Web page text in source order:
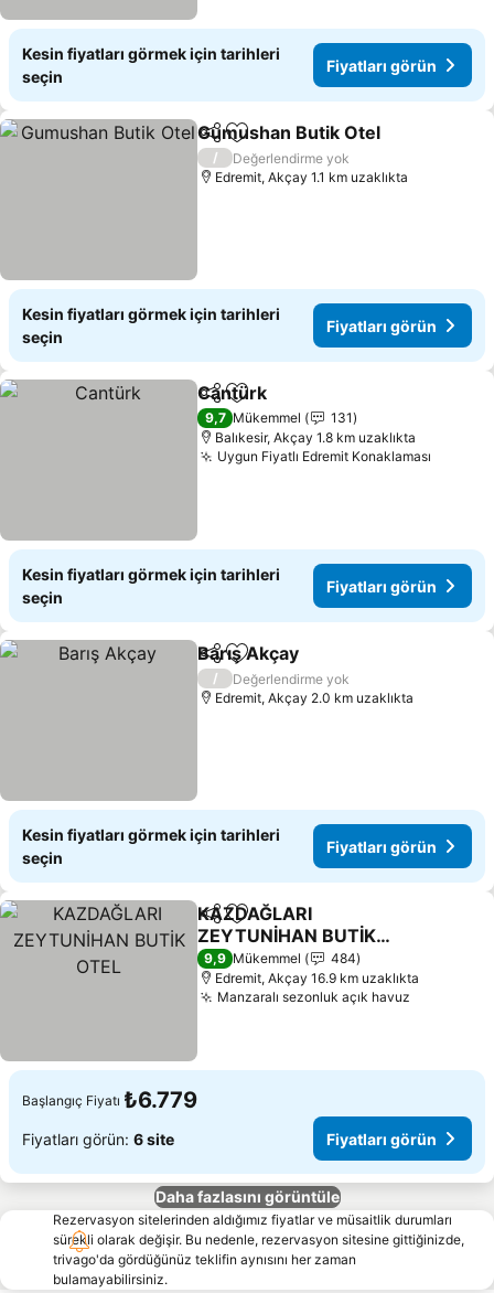
Kesin fiyatları görmek için tarihleri
seçin
Fiyatları görün
PaylaşFavorilerime ekle
Gumushan Butik Otel
/
Değerlendirme yok
Edremit, Akçay 1.1 km uzaklıkta
Kesin fiyatları görmek için tarihleri
seçin
Fiyatları görün
PaylaşFavorilerime ekle
Cantürk
9,7 Mükemmel
131
Balıkesir, Akçay 1.8 km uzaklıkta
Uygun Fiyatlı Edremit Konaklaması
Kesin fiyatları görmek için tarihleri
seçin
Fiyatları görün
PaylaşFavorilerime ekle
Barış Akçay
/
Değerlendirme yok
Edremit, Akçay 2.0 km uzaklıkta
Kesin fiyatları görmek için tarihleri
seçin
Fiyatları görün
PaylaşFavorilerime ekle
KAZDAĞLARI
ZEYTUNİHAN BUTİK
OTEL
9,9 Mükemmel
484
Edremit, Akçay 16.9 km uzaklıkta
Manzaralı sezonluk açık havuz
Başlangıç Fiyatı ₺6.779
Fiyatları görün: 6 site Fiyatları görün
Daha fazlasını görüntüle
Rezervasyon sitelerinden aldığımız fiyatlar ve müsaitlik durumları
sürekli olarak değişir. Bu nedenle, rezervasyon sitesine gittiğinizde,
trivago'da gördüğünüz teklifin aynısını her zaman
bulamayabilirsiniz.